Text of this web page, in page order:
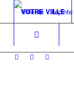
VOTRE VILLE